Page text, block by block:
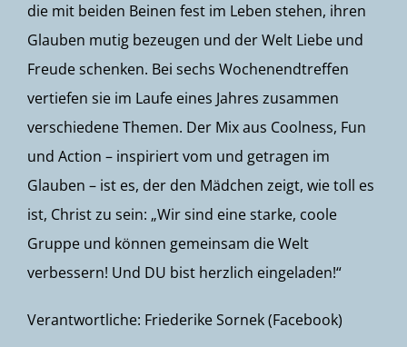
die mit beiden Beinen fest im Leben stehen, ihren
Glauben mutig bezeugen und der Welt Liebe und
Freude schenken. Bei sechs Wochenendtreffen
vertiefen sie im Laufe eines Jahres zusammen
verschiedene Themen. Der Mix aus Coolness, Fun
und Action – inspiriert vom und getragen im
Glauben – ist es, der den Mädchen zeigt, wie toll es
ist, Christ zu sein: „Wir sind eine starke, coole
Gruppe und können gemeinsam die Welt
verbessern! Und DU bist herzlich eingeladen!“
Verantwortliche: Friederike Sornek (Facebook)